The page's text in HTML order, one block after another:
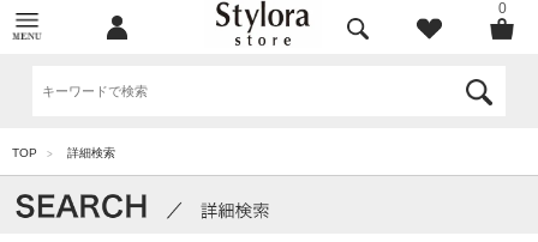
0
TOP > 詳細検索